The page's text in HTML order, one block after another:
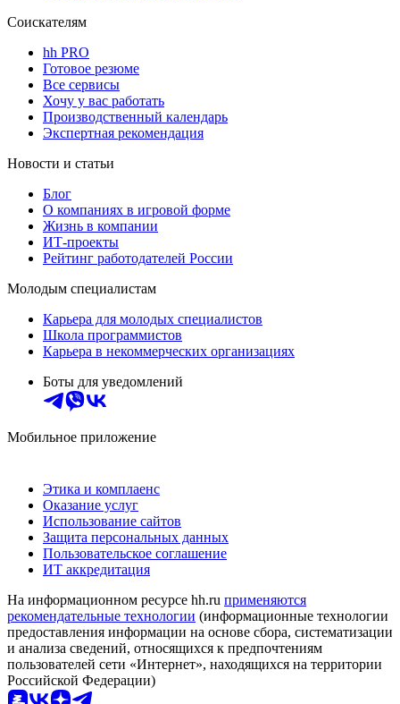
Соискателям
hh PRO
Готовое резюме
Все сервисы
Хочу у вас работать
Производственный календарь
Экспертная рекомендация
Новости и статьи
Блог
О компаниях в игровой форме
Жизнь в компании
ИТ-проекты
Рейтинг работодателей России
Молодым специалистам
Карьера для молодых специалистов
Школа программистов
Карьера в некоммерческих организациях
Боты для уведомлений
Мобильное приложение
Этика и комплаенс
Оказание услуг
Использование сайтов
Защита персональных данных
Пользовательское соглашение
ИТ аккредитация
На информационном ресурсе hh.ru применяются
рекомендательные технологии (информационные технологии
предоставления информации на основе сбора, систематизации
и анализа сведений, относящихся к предпочтениям
пользователей сети «Интернет», находящихся на территории
Российской Федерации)